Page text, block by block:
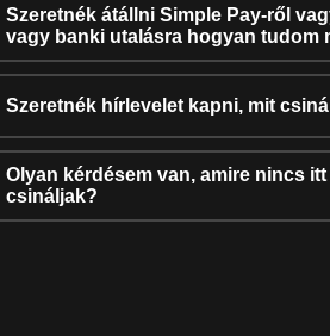
Szeretnék átállni Simple Pay-ről
vagy banki utalásra hogyan tudom
Szeretnék hírlevelet kapni, mit
Olyan kérdésem van, amire nincs
csináljak?